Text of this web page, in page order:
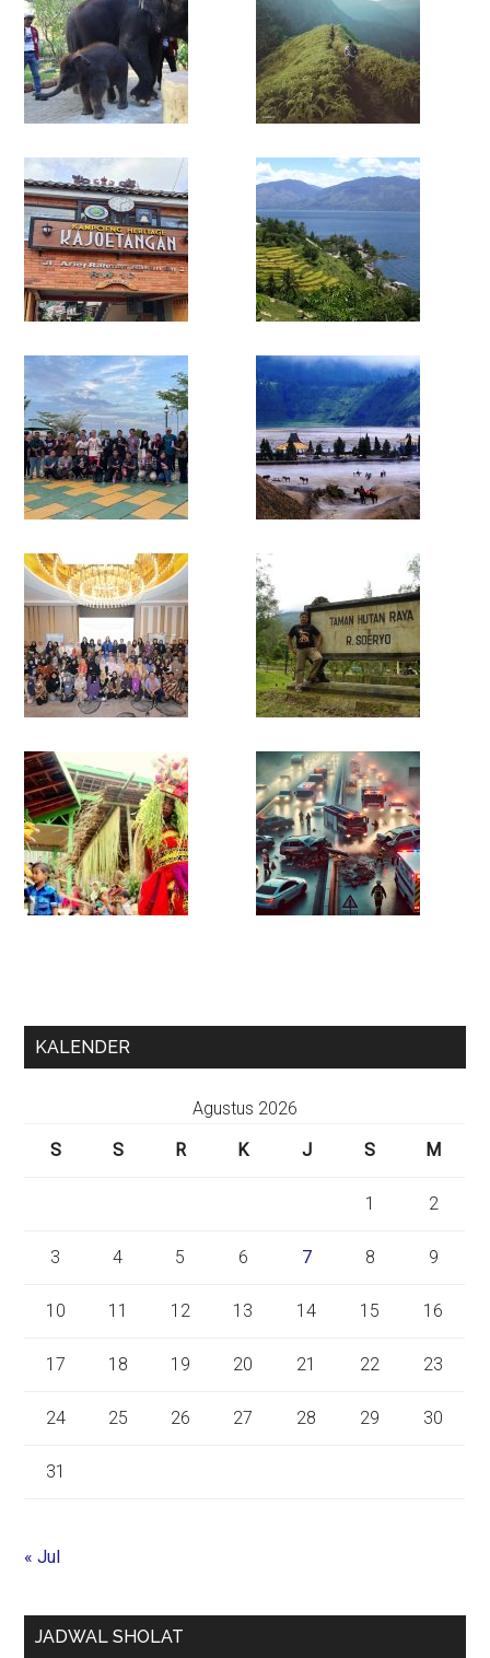
KALENDER
Agustus 2026
S
S R K J S M
1 2
3 4 5 6 7 8 9
10 11 12 13 14 15 16
17 18 19 20 21 22 23
24 25 26 27 28 29 30
31
« Jul
JADWAL SHOLAT